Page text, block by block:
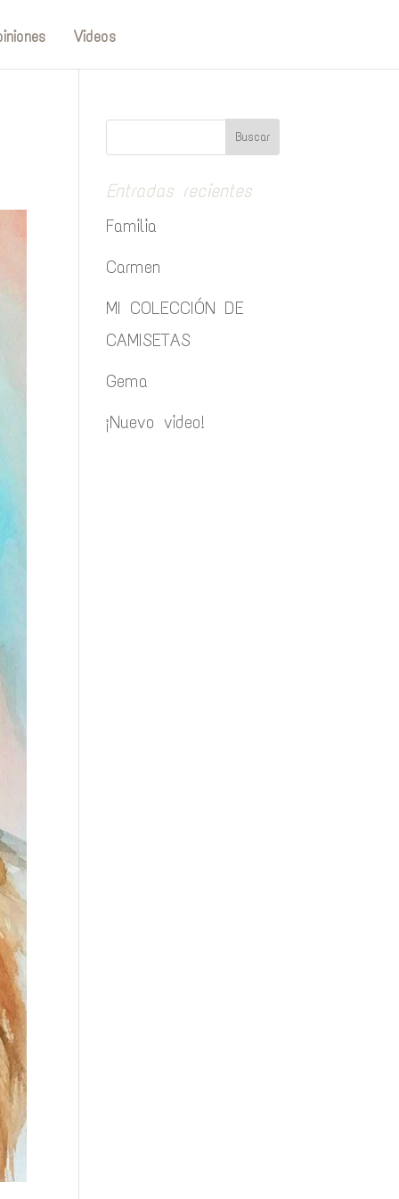
Videos
Entradas recientes
Familia
Carmen
MI COLECCIÓN DE
CAMISETAS
Gema
¡Nuevo video!